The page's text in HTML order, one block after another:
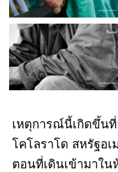
เหตุการณ์นี้เกิดขึ้น
โคโลราโด สหรัฐอเ
ตอนที่เดินเข้ามาใน